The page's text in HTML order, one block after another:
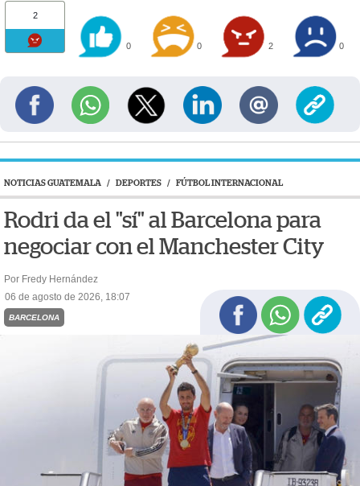
2
0 0 2 0
NOTICIAS GUATEMALA / DEPORTES / FÚTBOL INTERNACIONAL
Rodri da el "sí" al Barcelona para
negociar con el Manchester City
Por Fredy Hernández
06 de agosto de 2026, 18:07
BARCELONA